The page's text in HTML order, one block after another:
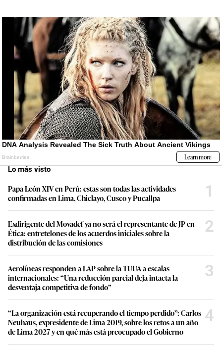
Lo más visto
Papa León XIV en Perú: estas son todas las actividades
confirmadas en Lima, Chiclayo, Cusco y Pucallpa
1
Exdirigente del Movadef ya no será el representante de JP en
Ética: entretelones de los acuerdos iniciales sobre la
distribución de las comisiones
2
Aerolíneas responden a LAP sobre la TUUA a escalas
internacionales: “Una reducción parcial deja intacta la
desventaja competitiva de fondo”
3
“La organización está recuperando el tiempo perdido”: Carlos
Neuhaus, expresidente de Lima 2019, sobre los retos a un año
de Lima 2027 y en qué más está preocupado el Gobierno
4